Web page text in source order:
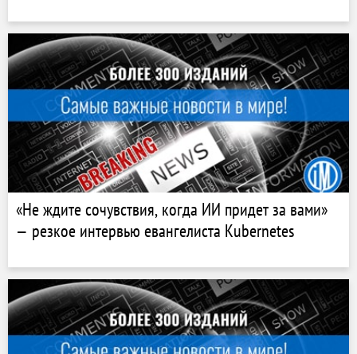
«Не ждите сочувствия, когда ИИ придет за вами»
— резкое интервью евангелиста Kubernetes